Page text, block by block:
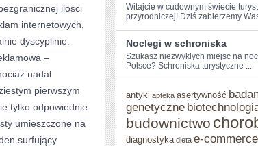
ilości
internetowych,
dyscyplinie.
–
nadal
pierwszym
tylko odpowiednie
umieszczone na
surfujący
Witajcie w cudownym świecie
przyrodniczej! Dziś zabierzemy
Noclegi w schroniska
Szukasz⁢ niezwykłych miejsc na
Polsce? Schroniska ⁢turystyczne ...
antyki apteka asertywność
genetyczne
budownictwo
diagnostyka dieta e-commerce